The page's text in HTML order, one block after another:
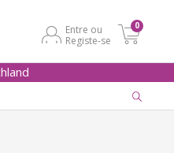
Entre ou
Registe-se
0